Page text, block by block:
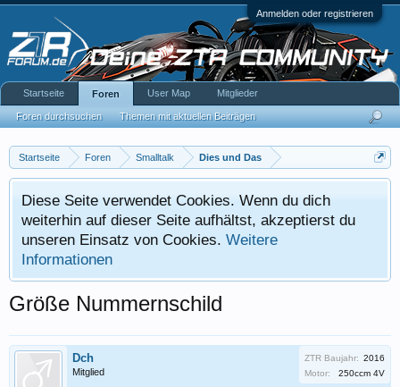
Anmelden oder registrieren
Startseite Foren Smalltalk Dies und Das
Diese Seite verwendet Cookies. Wenn du dich
weiterhin auf dieser Seite aufhältst, akzeptierst du
unseren Einsatz von Cookies. Weitere
Informationen
Größe Nummernschild
Dch
Mitglied
ZTR Baujahr: 2016
Motor:
250ccm 4V
Startseite Foren
Foren durchsuchen Themen mit aktuellen Beiträgen
User Map Mitglieder